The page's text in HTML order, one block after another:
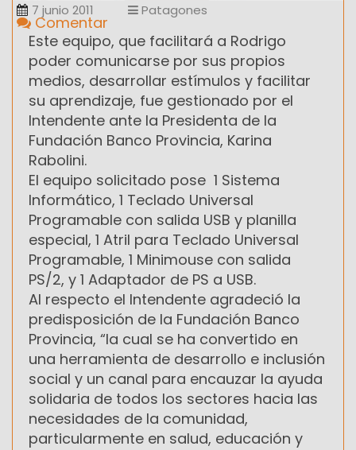
7 junio 2011 Patagones
Comentar
Este equipo, que facilitará a Rodrigo
poder comunicarse por sus propios
medios, desarrollar estímulos y facilitar
su aprendizaje, fue gestionado por el
Intendente ante la Presidenta de la
Fundación Banco Provincia, Karina
Rabolini.
El equipo solicitado pose 1 Sistema
Informático, 1 Teclado Universal
Programable con salida USB y planilla
especial, 1 Atril para Teclado Universal
Programable, 1 Minimouse con salida
PS/2, y 1 Adaptador de PS a USB.
Al respecto el Intendente agradeció la
predisposición de la Fundación Banco
Provincia, “la cual se ha convertido en
una herramienta de desarrollo e inclusión
social y un canal para encauzar la ayuda
solidaria de todos los sectores hacia las
necesidades de la comunidad,
particularmente en salud, educación y